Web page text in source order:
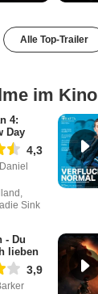
Alle Top-Trailer
im Kino
4:
Day
4,3
Sink
- Du
lieben
3,9